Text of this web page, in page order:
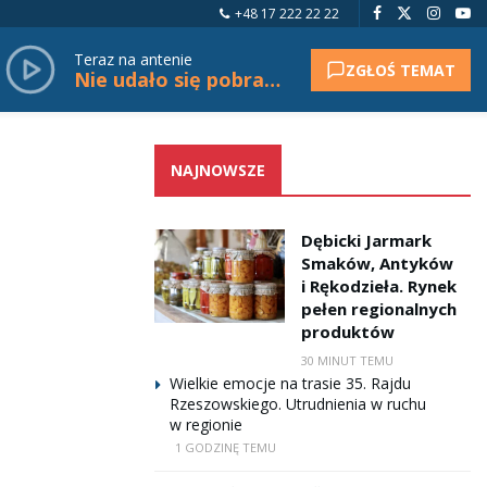
+48 17 222 22 22
Teraz na antenie
Nie udało się pobrać tytułu. ZGŁOŚ TEMAT
NAJNOWSZE
Dębicki Jarmark
Smaków, Antyków
i Rękodzieła. Rynek
pełen regionalnych
produktów
30 MINUT TEMU
Wielkie emocje na trasie 35. Rajdu
Rzeszowskiego. Utrudnienia w ruchu
w regionie
1 GODZINĘ TEMU